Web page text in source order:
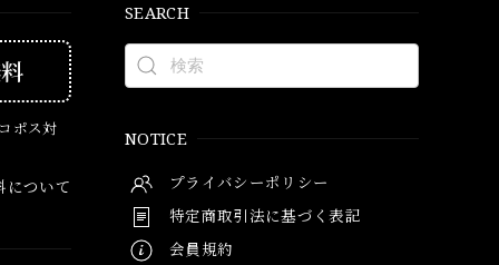
ポス対
ついて
SEARCH
NOTICE
プライバシーポリシー
特定商取引法に基づく表記
会員規約